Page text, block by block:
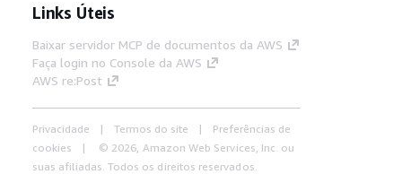
Links Úteis
Baixar servidor MCP de documentos da AWS
Faça login no Console da AWS
AWS re:Post
Privacidade Termos do site
Preferências de
cookies
© 2026, Amazon Web Services, Inc. ou
suas afiliadas. Todos os direitos reservados.